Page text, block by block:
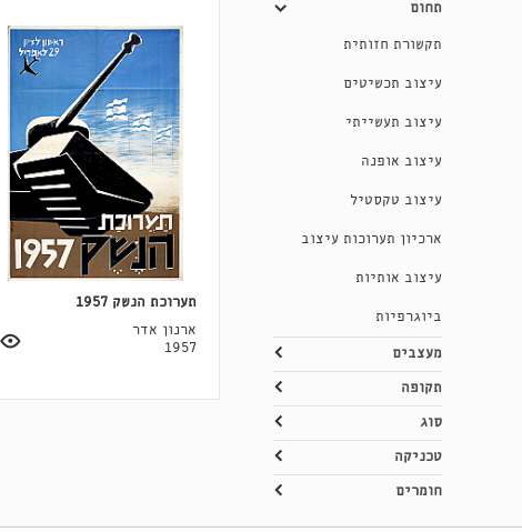
תחום
תקשורת חזותית
עיצוב תכשיטים
עיצוב תעשייתי
עיצוב אופנה
עיצוב טקסטיל
ארכיון תערוכות עיצוב
עיצוב אותיות
ביוגרפיות
מעצבים
תקופה
סוג
טכניקה
חומרים
תערוכת הנשק 1957
ארנון אדר
1957